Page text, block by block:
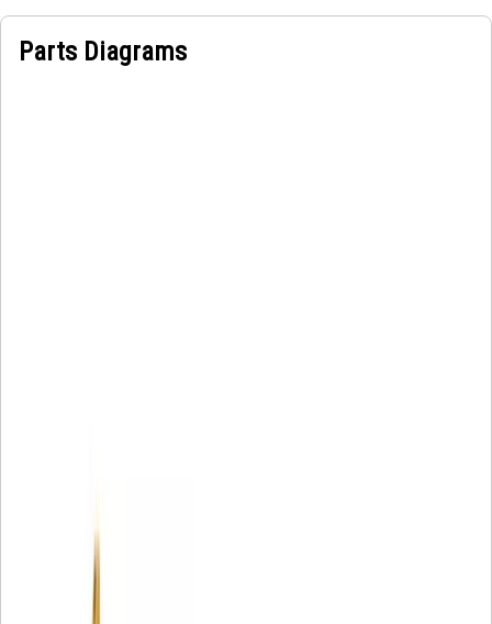
Parts Diagrams